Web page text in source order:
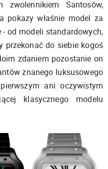
zwolennikiem Santosów,
pokazy właśnie model za
- od modeli standardowych,
przekonać do siebie kogoś
zdaniem pozostanie on
znanego luksusowego
ani oczywistym
klasycznego modelu